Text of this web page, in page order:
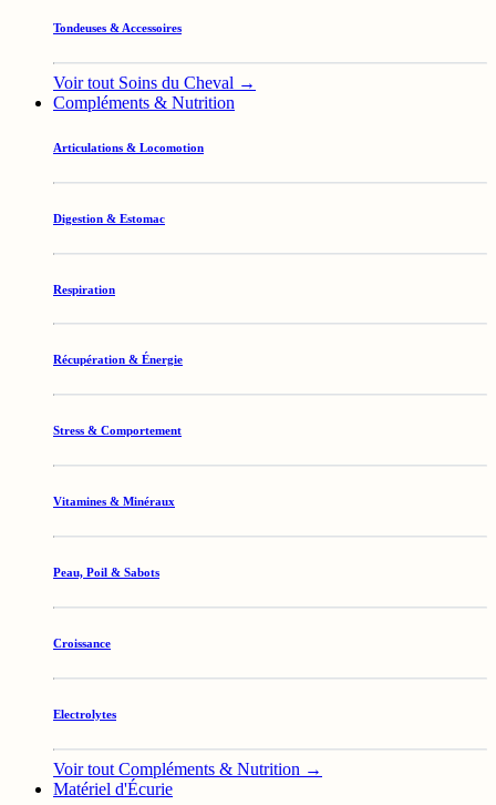
Tondeuses & Accessoires
Voir tout Soins du Cheval →
Compléments & Nutrition
Articulations & Locomotion
Digestion & Estomac
Respiration
Récupération & Énergie
Stress & Comportement
Vitamines & Minéraux
Peau, Poil & Sabots
Croissance
Electrolytes
Voir tout Compléments & Nutrition →
Matériel d'Écurie